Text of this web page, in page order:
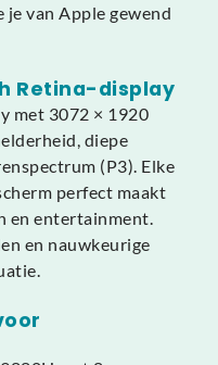
van Apple gewend
Retina-display
met 3072 × 1920
diepe
(P3). Elke
perfect maakt
en entertainment.
en nauwkeurige